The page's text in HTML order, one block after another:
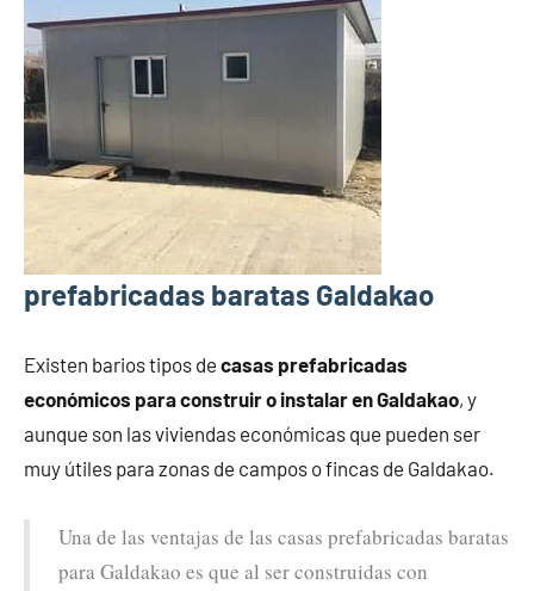
prefabricadas baratas Galdakao
Existen barios tipos de casas prefabricadas
económicos para construir o instalar en Galdakao, y
aunque son las viviendas económicas que pueden ser
muy útiles para zonas de campos o fincas de Galdakao.
Una de las ventajas de las casas prefabricadas baratas
para Galdakao es que al ser construidas con